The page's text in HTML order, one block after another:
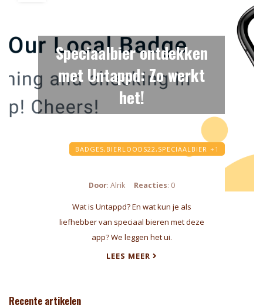
Speciaalbier ontdekken
met Untappd: Zo werkt
het!
BADGES, BIERLOODS22, SPECIAALBIER +1
Door: Alrik Reacties: 0
Wat is Untappd? En wat kun je als
liefhebber van speciaal bieren met deze
app? We leggen het ui.
LEES MEER
Recente artikelen